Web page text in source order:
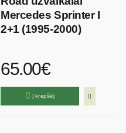
Mercedes Sprinter I
2+1 (1995-2000)
65.00€
Į krepšelį